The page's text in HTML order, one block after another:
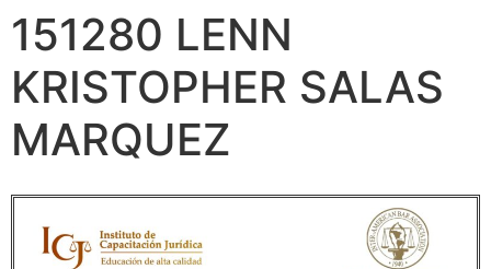
151280 LENN
KRISTOPHER SALAS
MARQUEZ